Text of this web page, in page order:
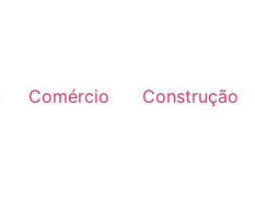
Comércio Construção